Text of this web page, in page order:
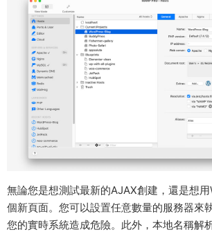
無論您是想測試最新的AJAX創建，還是想
個新頁面。您可以設置任意數量的服務器來
您的實時系統造成危險。此外，本地名稱解